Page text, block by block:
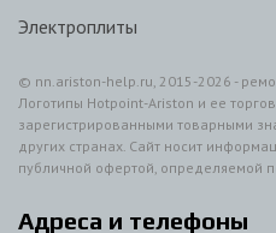
Электроплиты
© nn.ariston-help.ru, 2015-2026 -
Логотипы Hotpoint-Ariston и ее
зарегистрированными товарными
других странах. Сайт носит
публичной офертой, определяемой
Адреса и телефоны